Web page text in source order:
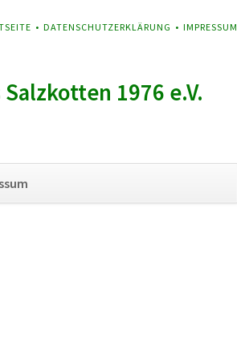
DATENSCHUTZERKLÄRUNG IMPRESSUM
1976 e.V.
überspringen